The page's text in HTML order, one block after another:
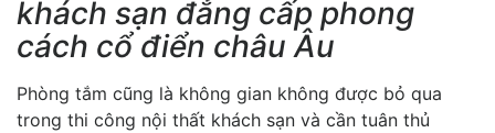
khách sạn đẳng cấp phong
cách cổ điển châu Âu
Phòng tắm cũng là không gian không được bỏ qua
trong thi công nội thất khách sạn và cần tuân thủ